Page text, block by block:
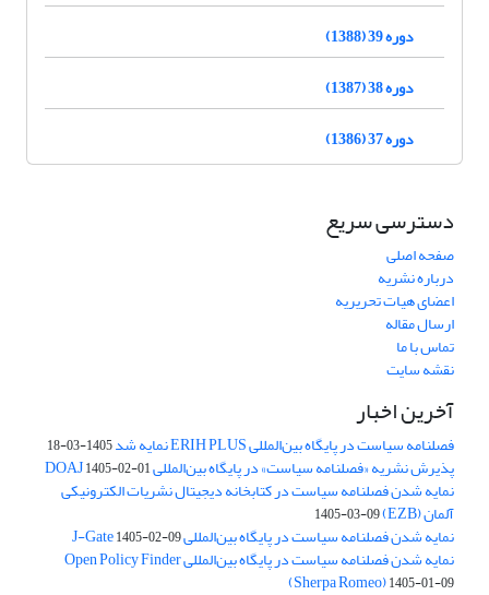
دوره 39 (1388)
دوره 38 (1387)
دوره 37 (1386)
دسترسی سریع
صفحه اصلی
درباره نشریه
اعضای هیات تحریریه
ارسال مقاله
تماس با ما
نقشه سایت
آخرین اخبار
فصلنامه سیاست در پایگاه بین‌المللی ERIH PLUS نمایه شد 1405-03-18
پذیرش نشریه «فصلنامه سیاست» در پایگاه بین‌المللی DOAJ1405-02-01
نمایه شدن فصلنامه سیاست در کتابخانه دیجیتال نشریات الکترونیکی
آلمان (EZB) 1405-03-09
نمایه شدن فصلنامه سیاست در پایگاه بین‌المللی J-Gate1405-02-09
نمایه شدن فصلنامه سیاست در پایگاه بین‌المللی Open Policy Finder
(Sherpa Romeo)1405-01-09